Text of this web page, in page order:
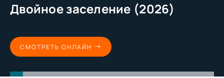
Двойное заселение (2026)
СМОТРЕТЬ ОНЛАЙН